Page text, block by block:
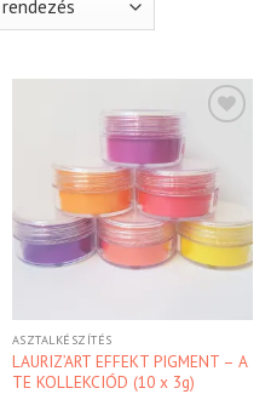
Kedvencekhez
ASZTALKÉSZÍTÉS
LAURIZ’ART EFFEKT PIGMENT – A
TE KOLLEKCIÓD (10 x 3g)